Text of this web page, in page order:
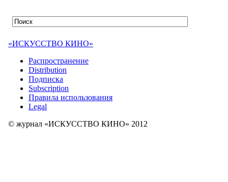
«ИСКУССТВО КИНО»
Распространение
Distribution
Подписка
Subscription
Правила использования
Legal
© журнал «ИСКУССТВО КИНО» 2012